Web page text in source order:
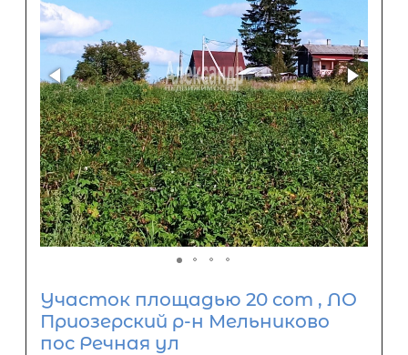
Участок площадью 20 сот , ЛО
Приозерский р-н Мельниково
пос Речная ул